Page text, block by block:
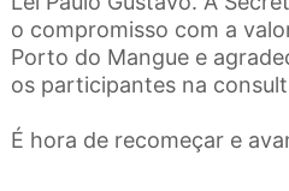
o compromisso com a
Porto do Mangue e
os participantes na
É hora de recomeçar e